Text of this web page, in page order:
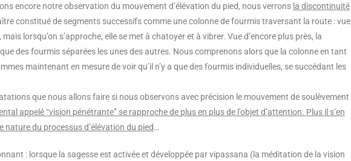
encore notre observation du mouvement d’élévation du pied, nous verrons la discontinuité
constitué de segments successifs comme une colonne de fourmis traversant la route : vue
lorsqu’on s’approche, elle se met à chatoyer et à vibrer. Vue d’encore plus près, la
des fourmis séparées les unes des autres. Nous comprenons alors que la colonne en tant
maintenant en mesure de voir qu’il n’y a que des fourmis individuelles, se succédant les
que nous allons faire si nous observons avec précision le mouvement de soulèvement
appelé “vision pénétrante” se rapproche de plus en plus de l’objet d’attention. Plus il s’en
du processus d’élévation du pied…
: lorsque la sagesse est activée et développée par vipassana (la méditation de la vision